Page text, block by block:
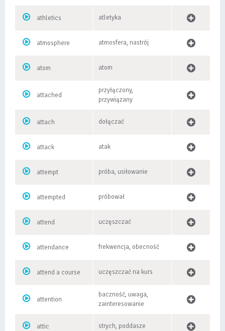
athletics atletyka
atmosphere atmosfera, nastrój
atom atom
attached
przyłączony,
przywiązany
attach dołączać
attack atak
attempt próba, usiłowanie
attempted próbował
attend uczęszczać
attendance frekwencja, obecność
attend a course uczęszczać na kurs
attention
baczność, uwaga,
zainteresowanie
attic strych, poddasze